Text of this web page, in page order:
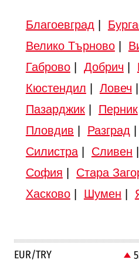
Благоевград
Велико Търново|
Габрово| Добрич
Кюстендил
Ловеч
Пазарджик| Перник
Пловдив
Разград
Силистра| Сливен
София
Стара
Хасково| Шумен
EUR/TRY